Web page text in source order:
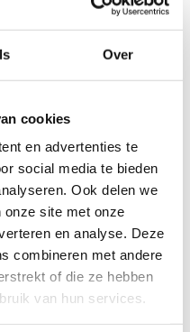
Over
cookies
en advertenties te
social media te bieden
Ook delen we
onze site met onze
en analyse. Deze
combineren met andere
of die ze hebben
van hun services.
vruchten afwerpen.
Morgen werken
zo snel mogelijk kan
van moderne
ons inzetten voor
beoordeelt op hun
niet op de techniek
Moedig voorwaarts!